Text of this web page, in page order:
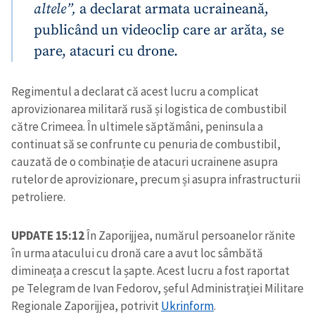
altele”, a declarat armata ucraineană,
publicând un videoclip care ar arăta, se
pare, atacuri cu drone.
Regimentul a declarat că acest lucru a complicat
aprovizionarea militară rusă și logistica de combustibil
către Crimeea. În ultimele săptămâni, peninsula a
continuat să se confrunte cu penuria de combustibil,
cauzată de o combinație de atacuri ucrainene asupra
rutelor de aprovizionare, precum și asupra infrastructurii
petroliere.
UPDATE 15:12În Zaporijjea, numărul persoanelor rănite
în urma atacului cu dronă care a avut loc sâmbătă
dimineața a crescut la șapte. Acest lucru a fost raportat
pe Telegram de Ivan Fedorov, șeful Administrației Militare
Regionale Zaporijjea, potrivit Ukrinform.